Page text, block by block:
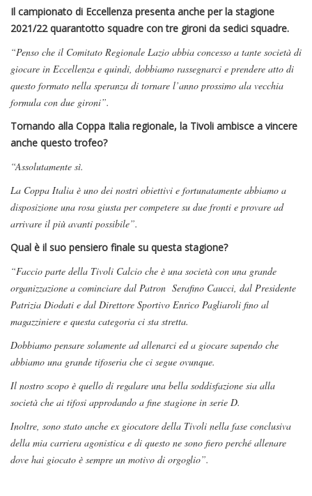
Il campionato di Eccellenza presenta anche per la stagione
2021/22 quarantotto squadre con tre gironi da sedici squadre.
“Penso che il Comitato Regionale Lazio abbia concesso a tante società di
giocare in Eccellenza e quindi, dobbiamo rassegnarci e prendere atto di
questo formato nella speranza di tornare l’anno prossimo ala vecchia
formula con due gironi”.
Tornando alla Coppa Italia regionale, la Tivoli ambisce a vincere
anche questo trofeo?
“Assolutamente sì.
La Coppa Italia è uno dei nostri obiettivi e fortunatamente abbiamo a
disposizione una rosa giusta per competere su due fronti e provare ad
arrivare il più avanti possibile”.
Qual è il suo pensiero finale su questa stagione?
“Faccio parte della Tivoli Calcio che è una società con una grande
organizzazione a cominciare dal Patron Serafino Caucci, dal Presidente
Patrizia Diodati e dal Direttore Sportivo Enrico Pagliaroli fino al
magazziniere e questa categoria ci sta stretta.
Dobbiamo pensare solamente ad allenarci ed a giocare sapendo che
abbiamo una grande tifoseria che ci segue ovunque.
Il nostro scopo è quello di regalare una bella soddisfazione sia alla
società che ai tifosi approdando a fine stagione in serie D.
Inoltre, sono stato anche ex giocatore della Tivoli nella fase conclusiva
della mia carriera agonistica e di questo ne sono fiero perché allenare
dove hai giocato è sempre un motivo di orgoglio”.